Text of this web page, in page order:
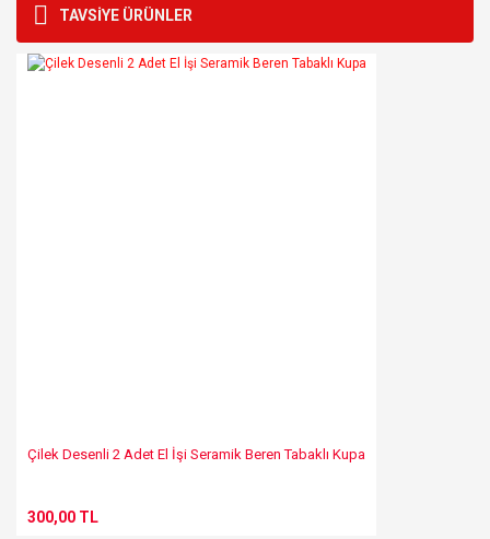
Bu ürüne ilk yorumu siz yapın!
kullanarak tarafımıza iletebilirsiniz.
Görüş ve önerileriniz için teşekkür ederiz.
TAVSİYE ÜRÜNLER
Çilek Desenli 2 Adet El İşi Seramik Beren Tabaklı Kupa
300,00 TL